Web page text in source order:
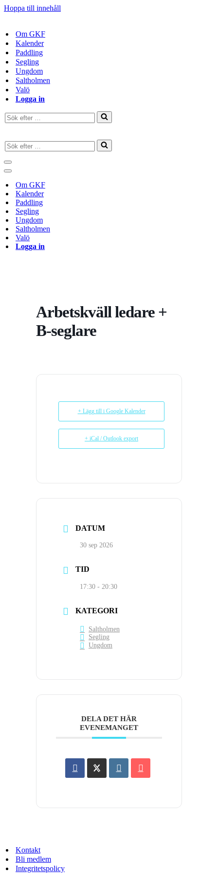
Hoppa till innehåll
Om GKF
Kalender
Paddling
Segling
Ungdom
Saltholmen
Valö
Logga in
Sök
efter
Sök
efter
…
Navigeringsmeny
Navigeringsmeny
Om GKF
Kalender
Paddling
Segling
Ungdom
Saltholmen
Valö
Logga in
Arbetskväll ledare +
B-seglare
+ Lägg till i Google Kalender
+ iCal / Outlook export
DATUM
30 sep 2026
TID
17:30 - 20:30
KATEGORI
Saltholmen
Segling
Ungdom
DELA DET HÄR
EVENEMANGET
Kontakt
Bli medlem
Integritetspolicy